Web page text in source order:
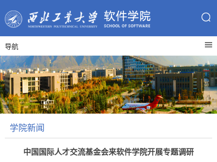
导航
学院新闻
中国国际人才交流基金会来软件学院开展专题调研